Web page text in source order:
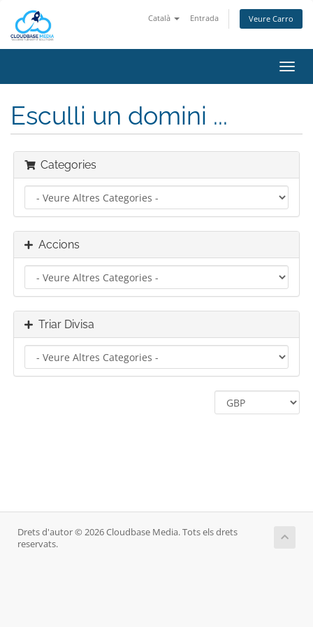
Català Entrada Veure Carro
la
Esculli un domini ...
Categories
Accions
Triar Divisa
Drets d'autor © 2026 Cloudbase Media. Tots els drets
reservats.